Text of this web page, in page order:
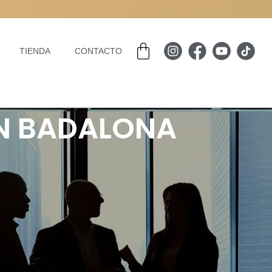
TIENDA CONTACTO Carrito
BADALONA